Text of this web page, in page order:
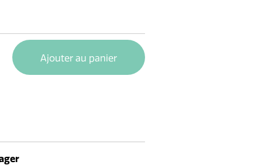
Ajouter au panier